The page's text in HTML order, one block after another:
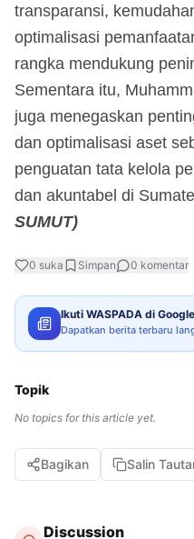
transparansi,
optimalisasi
rangka mendukung
Sementara itu,
juga menegaskan
dan optimalisasi aset
penguatan tata kelola
dan akuntabel di
SUMUT)
0 suka Simpan 0 komentar
Ikuti WASPADA di
Dapatkan berita terbaru
Topik
No topics for this article yet.
Bagikan Salin
Discussion